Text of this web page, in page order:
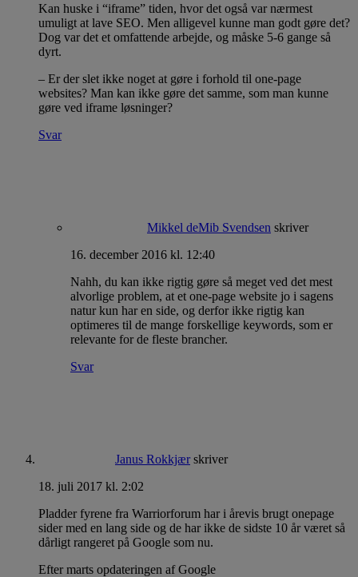
Kan huske i “iframe” tiden, hvor det også var nærmest
umuligt at lave SEO. Men alligevel kunne man godt gøre det?
Dog var det et omfattende arbejde, og måske 5-6 gange så
dyrt.
– Er der slet ikke noget at gøre i forhold til one-page
websites? Man kan ikke gøre det samme, som man kunne
gøre ved iframe løsninger?
Svar
Mikkel deMib Svendsen skriver
16. december 2016 kl. 12:40
Nahh, du kan ikke rigtig gøre så meget ved det mest
alvorlige problem, at et one-page website jo i sagens
natur kun har en side, og derfor ikke rigtig kan
optimeres til de mange forskellige keywords, som er
relevante for de fleste brancher.
Svar
Janus Rokkjær skriver
18. juli 2017 kl. 2:02
Pladder fyrene fra Warriorforum har i årevis brugt onepage
sider med en lang side og de har ikke de sidste 10 år været så
dårligt rangeret på Google som nu.
Efter marts opdateringen af Google